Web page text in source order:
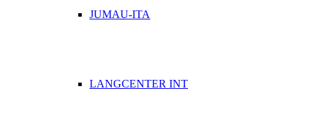
JUMAU-ITA
LANGCENTER INT